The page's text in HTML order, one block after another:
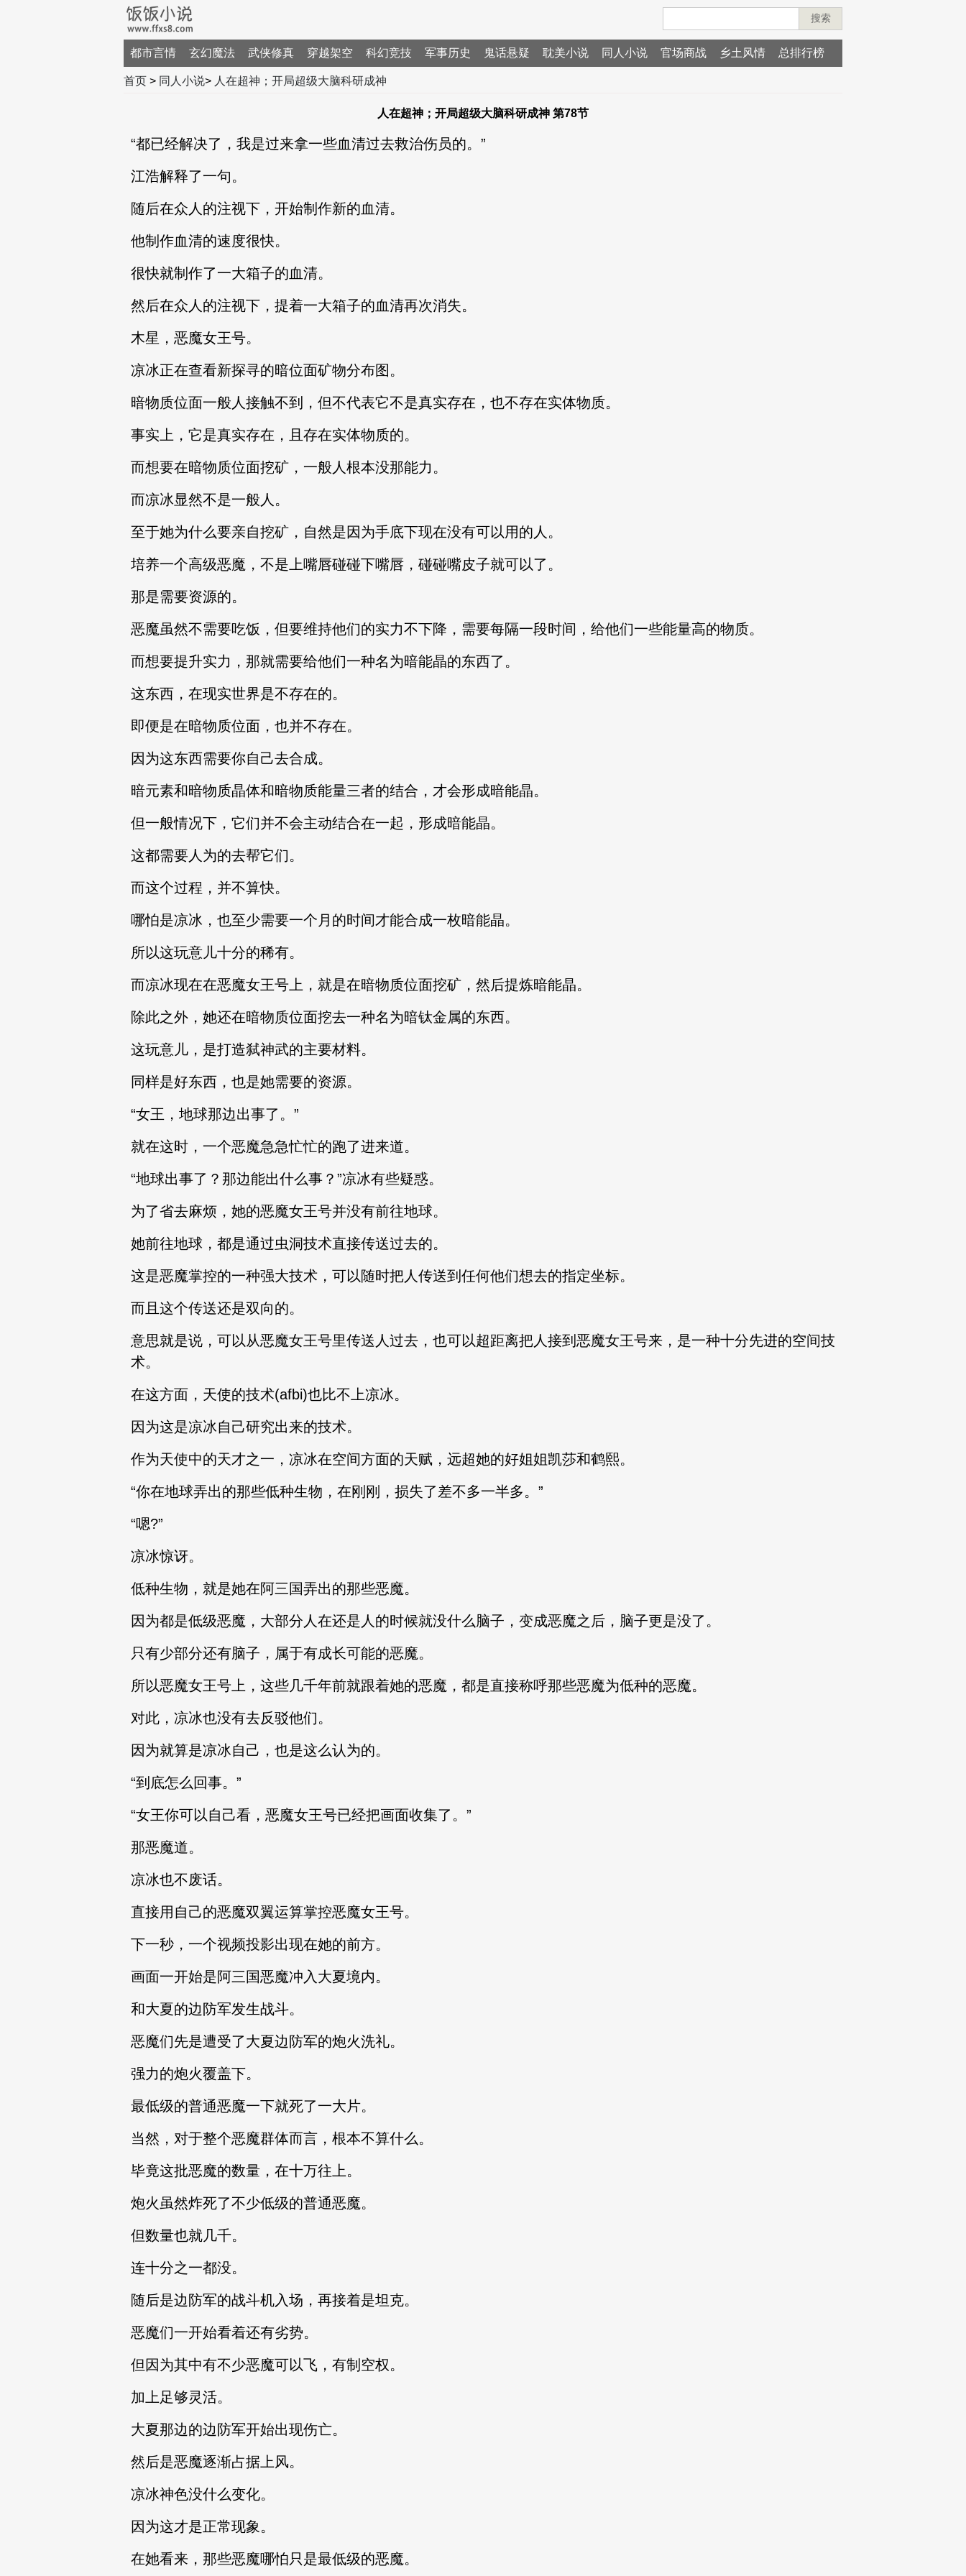
搜索
都市言情 玄幻魔法 武侠修真 穿越架空 科幻竞技 军事历史 鬼话悬疑 耽美小说 同人小说 官场商战 乡土风情 总排行榜
首页 > 同人小说> 人在超神；开局超级大脑科研成神
人在超神；开局超级大脑科研成神 第78节
“都已经解决了，我是过来拿一些血清过去救治伤员的。”
江浩解释了一句。
随后在众人的注视下，开始制作新的血清。
他制作血清的速度很快。
很快就制作了一大箱子的血清。
然后在众人的注视下，提着一大箱子的血清再次消失。
木星，恶魔女王号。
凉冰正在查看新探寻的暗位面矿物分布图。
暗物质位面一般人接触不到，但不代表它不是真实存在，也不存在实体物质。
事实上，它是真实存在，且存在实体物质的。
而想要在暗物质位面挖矿，一般人根本没那能力。
而凉冰显然不是一般人。
至于她为什么要亲自挖矿，自然是因为手底下现在没有可以用的人。
培养一个高级恶魔，不是上嘴唇碰碰下嘴唇，碰碰嘴皮子就可以了。
那是需要资源的。
恶魔虽然不需要吃饭，但要维持他们的实力不下降，需要每隔一段时间，给他们一些能量高的物质。
而想要提升实力，那就需要给他们一种名为暗能晶的东西了。
这东西，在现实世界是不存在的。
即便是在暗物质位面，也并不存在。
因为这东西需要你自己去合成。
暗元素和暗物质晶体和暗物质能量三者的结合，才会形成暗能晶。
但一般情况下，它们并不会主动结合在一起，形成暗能晶。
这都需要人为的去帮它们。
而这个过程，并不算快。
哪怕是凉冰，也至少需要一个月的时间才能合成一枚暗能晶。
所以这玩意儿十分的稀有。
而凉冰现在在恶魔女王号上，就是在暗物质位面挖矿，然后提炼暗能晶。
除此之外，她还在暗物质位面挖去一种名为暗钛金属的东西。
这玩意儿，是打造弑神武的主要材料。
同样是好东西，也是她需要的资源。
“女王，地球那边出事了。”
就在这时，一个恶魔急急忙忙的跑了进来道。
“地球出事了？那边能出什么事？”凉冰有些疑惑。
为了省去麻烦，她的恶魔女王号并没有前往地球。
她前往地球，都是通过虫洞技术直接传送过去的。
这是恶魔掌控的一种强大技术，可以随时把人传送到任何他们想去的指定坐标。
而且这个传送还是双向的。
意思就是说，可以从恶魔女王号里传送人过去，也可以超距离把人接到恶魔女王号来，是一种十分先进的空间技
术。
在这方面，天使的技术(afbi)也比不上凉冰。
因为这是凉冰自己研究出来的技术。
作为天使中的天才之一，凉冰在空间方面的天赋，远超她的好姐姐凯莎和鹤熙。
“你在地球弄出的那些低种生物，在刚刚，损失了差不多一半多。”
“嗯?”
凉冰惊讶。
低种生物，就是她在阿三国弄出的那些恶魔。
因为都是低级恶魔，大部分人在还是人的时候就没什么脑子，变成恶魔之后，脑子更是没了。
只有少部分还有脑子，属于有成长可能的恶魔。
所以恶魔女王号上，这些几千年前就跟着她的恶魔，都是直接称呼那些恶魔为低种的恶魔。
对此，凉冰也没有去反驳他们。
因为就算是凉冰自己，也是这么认为的。
“到底怎么回事。”
“女王你可以自己看，恶魔女王号已经把画面收集了。”
那恶魔道。
凉冰也不废话。
直接用自己的恶魔双翼运算掌控恶魔女王号。
下一秒，一个视频投影出现在她的前方。
画面一开始是阿三国恶魔冲入大夏境内。
和大夏的边防军发生战斗。
恶魔们先是遭受了大夏边防军的炮火洗礼。
强力的炮火覆盖下。
最低级的普通恶魔一下就死了一大片。
当然，对于整个恶魔群体而言，根本不算什么。
毕竟这批恶魔的数量，在十万往上。
炮火虽然炸死了不少低级的普通恶魔。
但数量也就几千。
连十分之一都没。
随后是边防军的战斗机入场，再接着是坦克。
恶魔们一开始看着还有劣势。
但因为其中有不少恶魔可以飞，有制空权。
加上足够灵活。
大夏那边的边防军开始出现伤亡。
然后是恶魔逐渐占据上风。
凉冰神色没什么变化。
因为这才是正常现象。
在她看来，那些恶魔哪怕只是最低级的恶魔。